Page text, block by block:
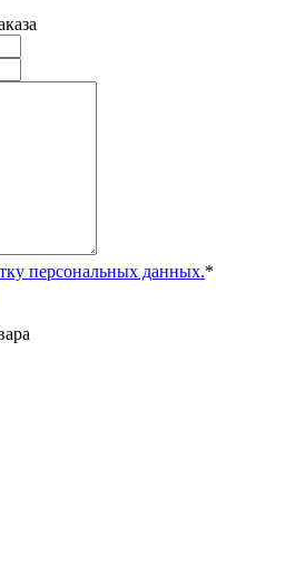
персональных данных.*